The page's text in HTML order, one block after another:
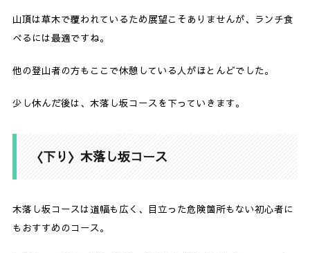
山頂は草木で覆われているため展望こそありませんが、ランチ食
べるには最適ですね。
他の登山者の方もここで休憩している人がほとんどでした。
少し休んだ後は、木落し坂コースを下っていきます。
〈下り〉木落し坂コース
木落し坂コースは道幅も広く、目立った危険箇所もない初心者に
もおすすめのコース。